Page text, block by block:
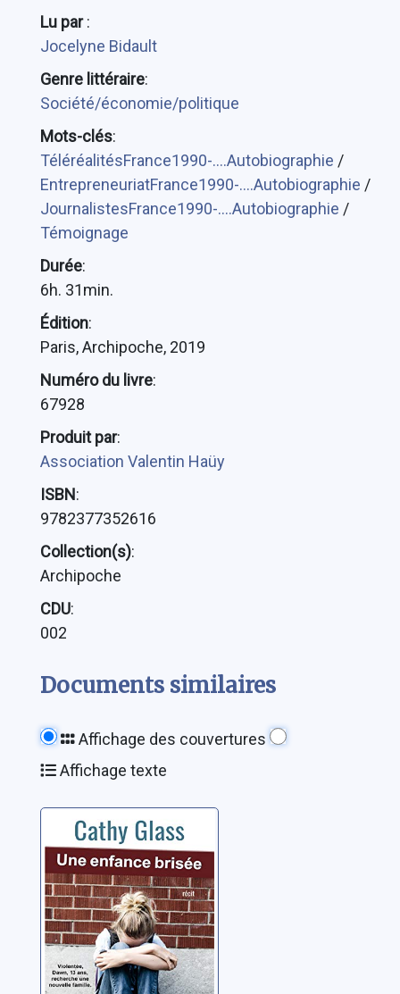
Lu par:
Jocelyne Bidault
Genre littéraire:
Société/économie/politique
Mots-clés:
TéléréalitésFrance1990-....Autobiographie /
EntrepreneuriatFrance1990-....Autobiographie /
JournalistesFrance1990-....Autobiographie /
Témoignage
Durée:
6h. 31min.
Édition:
Paris, Archipoche, 2019
Numéro du livre:
67928
Produit par:
Association Valentin Haüy
ISBN:
9782377352616
Collection(s):
Archipoche
CDU:
002
Documents similaires
Affichage des couvertures
Affichage texte
Une enfance
brisée
Glass, Cathy